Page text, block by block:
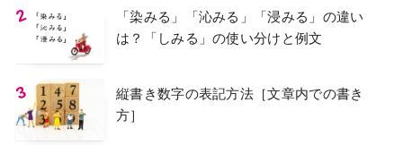
「染みる」「沁みる」「浸みる」の違い
は？「しみる」の使い分けと例文
縦書き数字の表記方法［文章内での書き
方］